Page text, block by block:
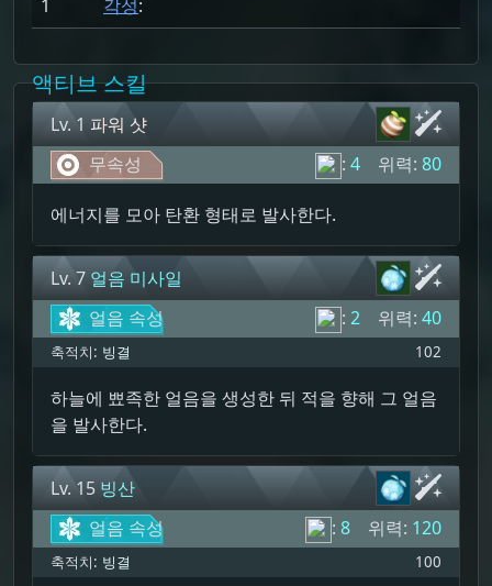
1
각성:
액티브 스킬
Lv. 1 파워 샷
무속성
: 4 위력: 80
에너지를 모아 탄환 형태로 발사한다.
Lv. 7 얼음 미사일
얼음 속성
: 2 위력: 40
축적치: 빙결 102
하늘에 뾰족한 얼음을 생성한 뒤 적을 향해 그 얼음
을 발사한다.
Lv. 15 빙산
얼음 속성
: 8 위력: 120
축적치: 빙결 100